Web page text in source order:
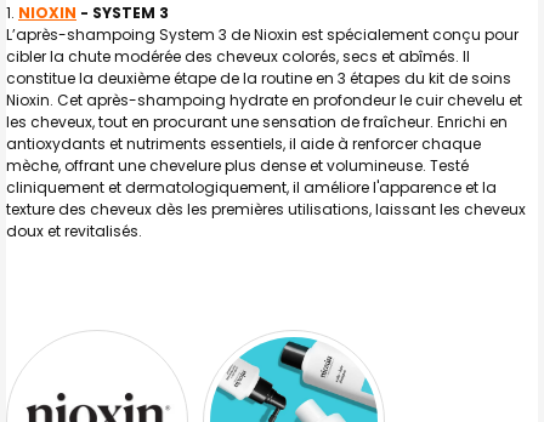
SÉLECTION
AU PANIER
NIOXIN - SYSTEM 3
L’après-shampoing System 3 de Nioxin est spécialement conçu pour
cibler la chute modérée des cheveux colorés, secs et abîmés. Il
constitue la deuxième étape de la routine en 3 étapes du kit de soins
Nioxin. Cet après-shampoing hydrate en profondeur le cuir chevelu et
les cheveux, tout en procurant une sensation de fraîcheur. Enrichi en
antioxydants et nutriments essentiels, il aide à renforcer chaque
mèche, offrant une chevelure plus dense et volumineuse. Testé
cliniquement et dermatologiquement, il améliore l'apparence et la
texture des cheveux dès les premières utilisations, laissant les cheveux
doux et revitalisés.